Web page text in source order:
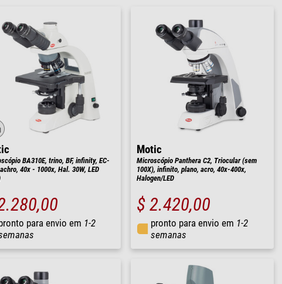
BA310E, trino, BF, infinity, EC-
40x - 1000x, Hal. 30W, LED
para envio em 1-2
Motic
Microscópio Panthera C2, Triocular (sem
100X), infinito, plano, acro, 40x-400x,
Halogen/LED
$ 2.420,00
pronto para envio em 1-2
semanas